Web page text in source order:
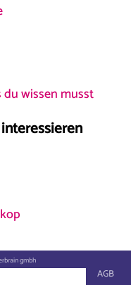
du wissen musst
gmbh
AGB